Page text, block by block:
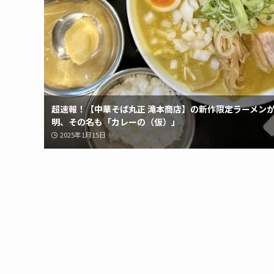
超速報！【中華そば丸正 滝本商店】の新作限定ラーメン
明、その名も「カレーの（仮）」
2025年1月15日